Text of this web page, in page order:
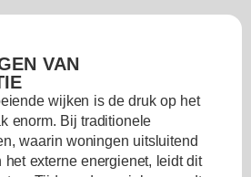
VAN
wijken is de druk op het
enorm. Bij traditionele
waarin woningen uitsluitend
externe energienet, leidt dit